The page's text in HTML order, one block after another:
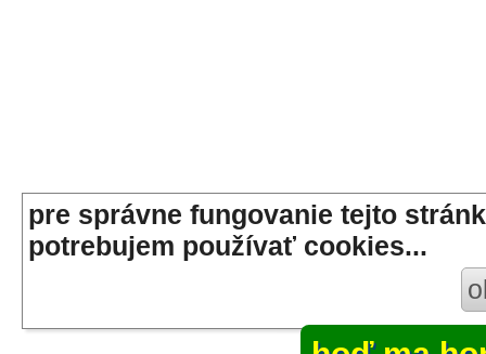
pre správne fungovanie tejto
potrebujem používať cookies...